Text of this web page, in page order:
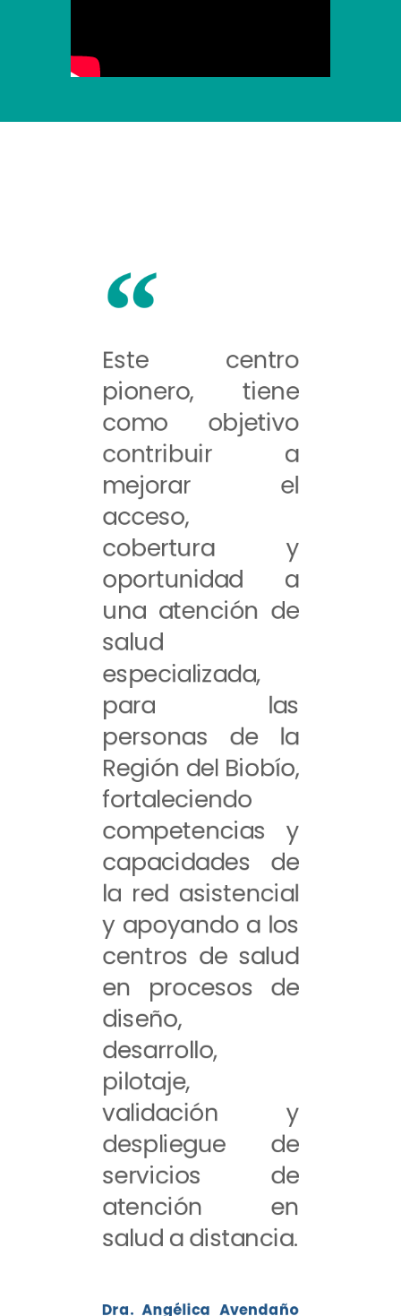
Este centro
pionero, tiene
como objetivo
contribuir a
mejorar el
acceso,
cobertura y
oportunidad a
una atención de
salud
especializada,
para las
personas de la
Región del Biobío,
fortaleciendo
competencias y
capacidades de
la red asistencial
y apoyando a los
centros de salud
en procesos de
diseño,
desarrollo,
pilotaje,
validación y
despliegue de
servicios de
atención en
salud a distancia.
Dra. Angélica Avendaño